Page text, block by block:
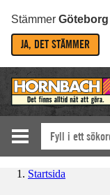
Stämmer Göteborg
JA, DET STÄMMER
Startsida